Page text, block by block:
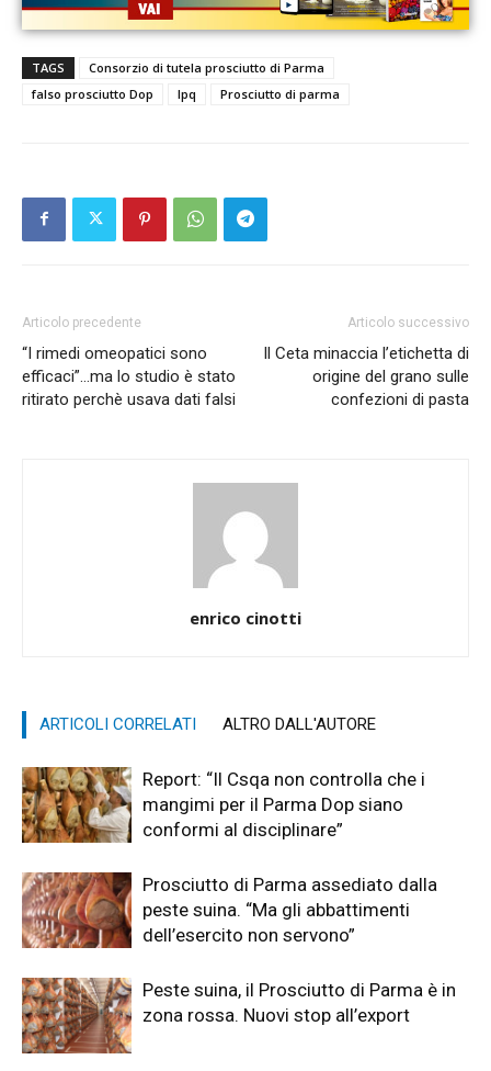
TAGS
Consorzio di tutela prosciutto di Parma
falso prosciutto Dop
Ipq Prosciutto di parma
Articolo precedente
“I rimedi omeopatici sono
efficaci”…ma lo studio è stato
ritirato perchè usava dati falsi
Articolo successivo
Il Ceta minaccia l’etichetta di
origine del grano sulle
confezioni di pasta
enrico cinotti
ARTICOLI CORRELATI ALTRO DALL'AUTORE
Report: “Il Csqa non controlla che i
mangimi per il Parma Dop siano
conformi al disciplinare”
Prosciutto di Parma assediato dalla
peste suina. “Ma gli abbattimenti
dell’esercito non servono”
Peste suina, il Prosciutto di Parma è in
zona rossa. Nuovi stop all’export